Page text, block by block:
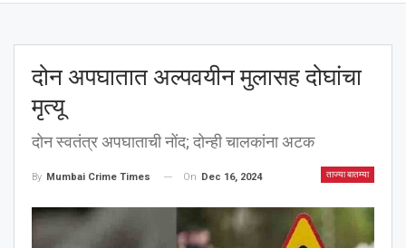
दोन अपघातात अल्पवयीन मुलासह दोघांचा
मृत्यू
दोन स्वतंत्र अपघाताची नोंद; दोन्ही चालकांना अटक
ताज्या बातम्या
By Mumbai Crime Times On Dec 16, 2024